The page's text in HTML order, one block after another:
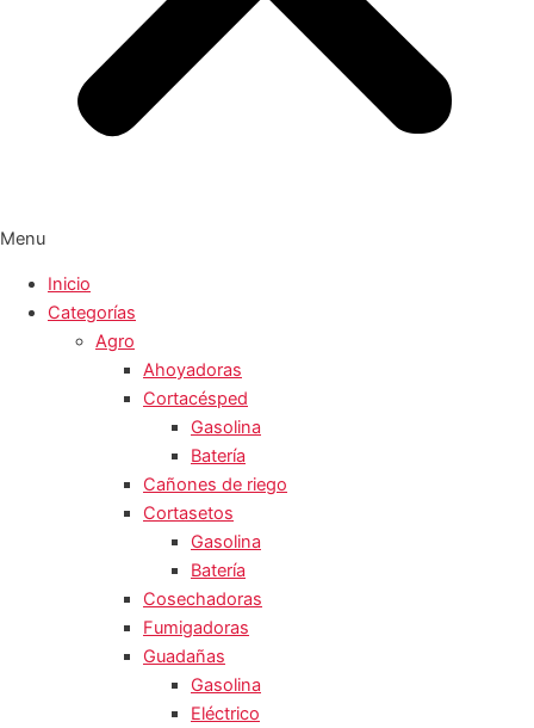
Menu
Inicio
Categorías
Agro
Ahoyadoras
Cortacésped
Gasolina
Batería
Cañones de riego
Cortasetos
Gasolina
Batería
Cosechadoras
Fumigadoras
Guadañas
Gasolina
Eléctrico